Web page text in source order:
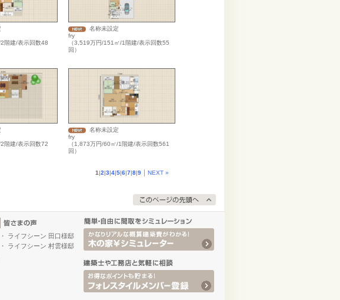
階建/表示回数48
名称未設定
fry
（3,519万円/151㎡/1階建/表示回数55
回）
階建/表示回数72
名称未設定
fry
（1,873万円/60㎡/1階建/表示回数561
回）
1 |2|3|4|5|6|7|8|9 NEXT »
・
ライフシーン 田口様邸
・
ライフシーン 村雲様邸